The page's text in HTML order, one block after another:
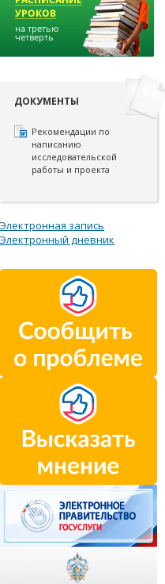
ДОКУМЕНТЫ
Рекомендации по
написанию
исследовательской
работы и проекта
Электронная запись
Электронный дневник